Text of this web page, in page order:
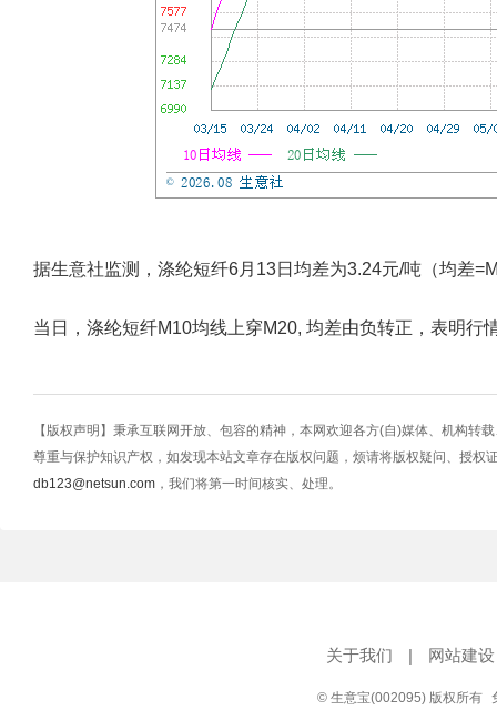
据生意社监测，涤纶短纤6月13日均差为3.24元/吨（均差
当日，涤纶短纤M10均线上穿M20, 均差由负转正，表明行
【版权声明】秉承互联网开放、包容的精神，本网欢迎各方(自)媒体、机构转
尊重与保护知识产权，如发现本站文章存在版权问题，烦请将版权疑问、授权
db123@netsun.com ，我们将第一时间核实、处理。
关于我们 | 网站建设
© 生意宝(002095) 版权所有